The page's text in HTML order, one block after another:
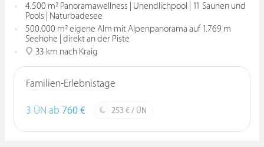
4.500 m² Panoramawellness | Unendlichpool | 11 Saunen und
Pools | Naturbadesee
500.000 m² eigene Alm mit Alpenpanorama auf 1.769 m
Seehöhe | direkt an der Piste
33 km nach Kraig
Familien-Erlebnistage
3 ÜN ab 760 € 253 € / ÜN